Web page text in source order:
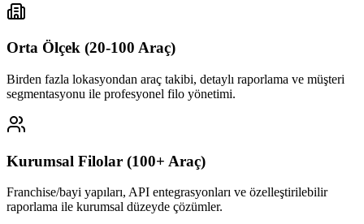
Orta Ölçek (20-100 Araç)
Birden fazla lokasyondan araç takibi, detaylı raporlama ve müşteri
segmentasyonu ile profesyonel filo yönetimi.
Kurumsal Filolar (100+ Araç)
Franchise/bayi yapıları, API entegrasyonları ve özelleştirilebilir
raporlama ile kurumsal düzeyde çözümler.